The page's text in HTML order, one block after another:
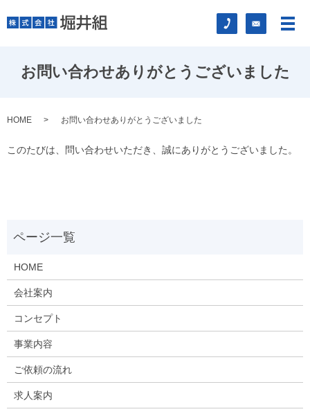
メ
お問い合わせありがとうございました
HOME お問い合わせありがとうございました
このたびは、問い合わせいただき、誠にありがとうございました。
HOME
会社案内
コンセプト
事業内容
ご依頼の流れ
求人案内